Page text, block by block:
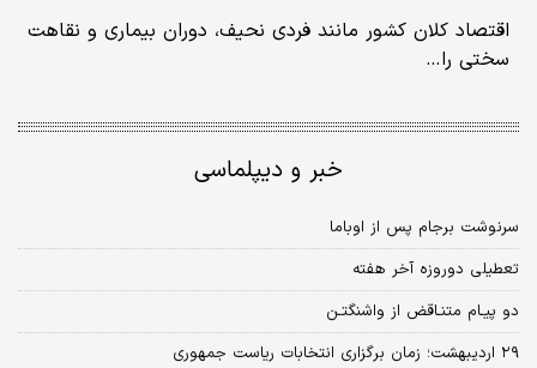
اقتصاد کلان کشور مانند فردی نحیف، دوران بیماری و نقاهت
سختی را…
خبر و دیپلماسی
سرنوشت برجام پس از اوباما
تعطیلی دوروزه آخر هفته
دو پیـام متنـاقض از واشنگتـن
۲۹ اردیبهشت؛ زمان برگزاری انتخابات ریاست جمهوری